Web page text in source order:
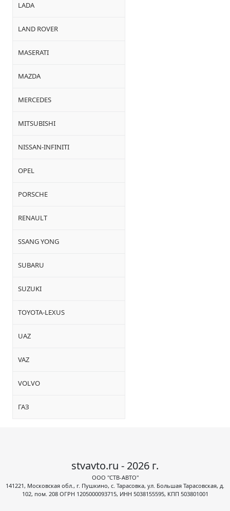
LADA
LAND ROVER
MASERATI
MAZDA
MERCEDES
MITSUBISHI
NISSAN-INFINITI
OPEL
PORSCHE
RENAULT
SSANG YONG
SUBARU
SUZUKI
TOYOTA-LEXUS
UAZ
VAZ
VOLVO
ГАЗ
stvavto.ru - 2026 г.
ООО "СТВ-АВТО"
141221, Московская обл., г. Пушкино, с. Тарасовка, ул. Большая Тарасовская, д.
102, пом. 208 ОГРН 1205000093715, ИНН 5038155595, КПП 503801001